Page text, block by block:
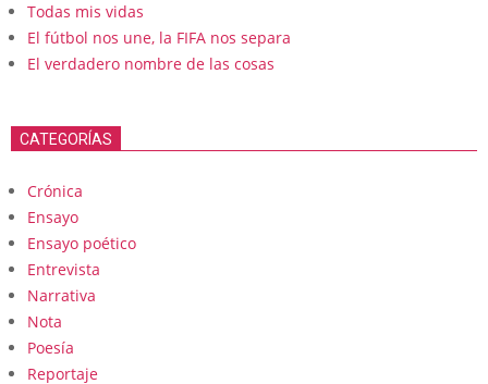
Todas mis vidas
El fútbol nos une, la FIFA nos separa
El verdadero nombre de las cosas
CATEGORÍAS
Crónica
Ensayo
Ensayo poético
Entrevista
Narrativa
Nota
Poesía
Reportaje